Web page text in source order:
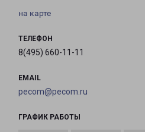
на карте
ТЕЛЕФОН
8(495) 660-11-11
EMAIL
pecom@pecom.ru
ГРАФИК РАБОТЫ